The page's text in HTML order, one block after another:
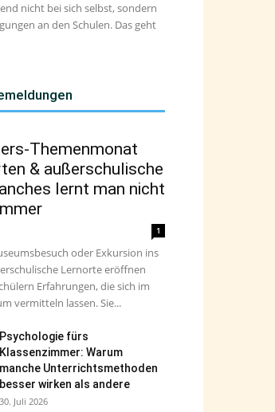
nicht bei sich selbst, sondern
an den Schulen. Das geht
Themenmonat
& außerschulische
lernt man nicht
1
oder Exkursion ins
Lernorte eröffnen
Erfahrungen, die sich im
vermitteln lassen. Sie...
Psychologie fürs
Klassenzimmer: Warum
manche Unterrichtsmethoden
besser wirken als andere
30. Juli 2026